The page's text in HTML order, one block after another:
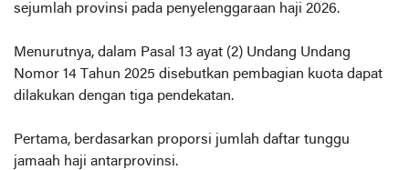
sejumlah provinsi pada penyelenggaraan haji 2026.
Menurutnya, dalam Pasal 13 ayat (2) Undang Undang
Nomor 14 Tahun 2025 disebutkan pembagian kuota dapat
dilakukan dengan tiga pendekatan.
Pertama, berdasarkan proporsi jumlah daftar tunggu
jamaah haji antarprovinsi.